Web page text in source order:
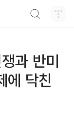
과 반미
에 닥친